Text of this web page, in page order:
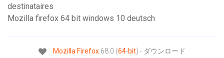
destinataires
Mozilla firefox 64 bit windows 10 deutsch
Mozilla Firefox 68.0 (64-bit) - ダウンロード